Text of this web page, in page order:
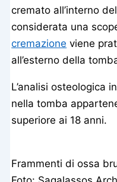
cremato all’interno
considerata una
cremazione viene
all’esterno della
L’analisi osteologica
nella tomba
superiore ai 18 anni.
Frammenti di ossa